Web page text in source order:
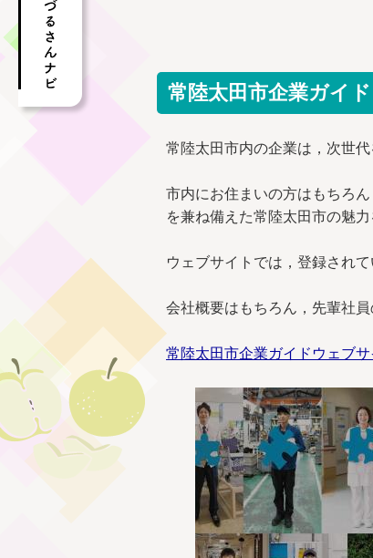
常陸太田市企業ガイ
常陸太田市内の企業は，次世
市内にお住まいの方はもちろ
を兼ね備えた常陸太田市の魅力
ウェブサイトでは，登録され
会社概要はもちろん，先輩社
常陸太田市企業ガイドウェブサ